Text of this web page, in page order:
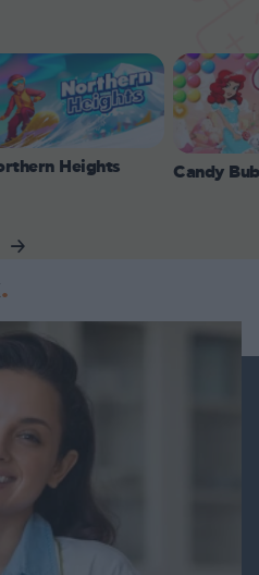
Heights Candy